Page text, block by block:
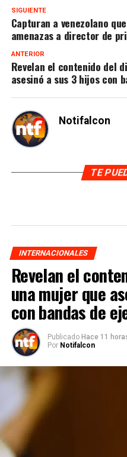
SIGUIENTE
Capturan a venezolano
amenazas a director de
ANTERIOR
Revelan el contenido del
asesinó a sus 3 hijos con
Notifalcon
TE
INTERNACIONALES
Revelan el
una mujer que
con bandas de
Publicado Hace 11
Por Notifalcon